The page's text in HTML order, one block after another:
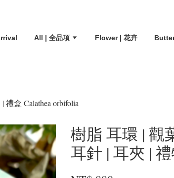
All | 全品項 Flower | 花卉
盒 Calathea orbifolia
樹脂 耳環 | 觀
耳針 | 耳夾 |